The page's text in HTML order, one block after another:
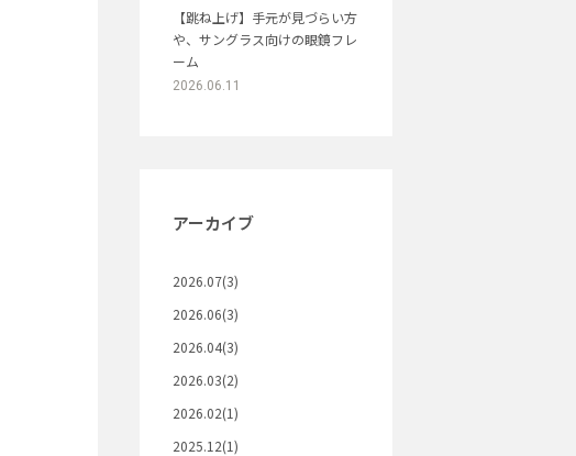
【跳ね上げ】手元が見づらい方
や、サングラス向けの眼鏡フレ
ーム
2026.06.11
アーカイブ
2026.07(3)
2026.06(3)
2026.04(3)
2026.03(2)
2026.02(1)
2025.12(1)